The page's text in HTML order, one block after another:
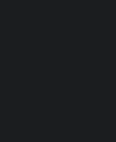
auf Koalas